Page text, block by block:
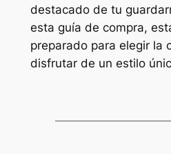
destacado de tu
esta guía de compra,
preparado para elegir la
disfrutar de un estilo